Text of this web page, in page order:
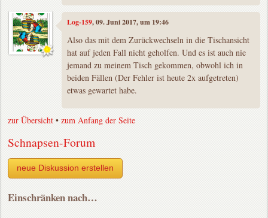
Log-159, 09. Juni 2017, um 19:46
Also das mit dem Zurückwechseln in die Tischansicht
hat auf jeden Fall nicht geholfen. Und es ist auch nie
jemand zu meinem Tisch gekommen, obwohl ich in
beiden Fällen (Der Fehler ist heute 2x aufgetreten)
etwas gewartet habe.
zur Übersicht •zum Anfang der Seite
Schnapsen-Forum
neue Diskussion erstellen
Einschränken nach…